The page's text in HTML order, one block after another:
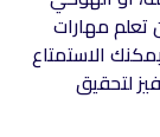
تعلم مهارات
الاستمتاع
لتحقيق